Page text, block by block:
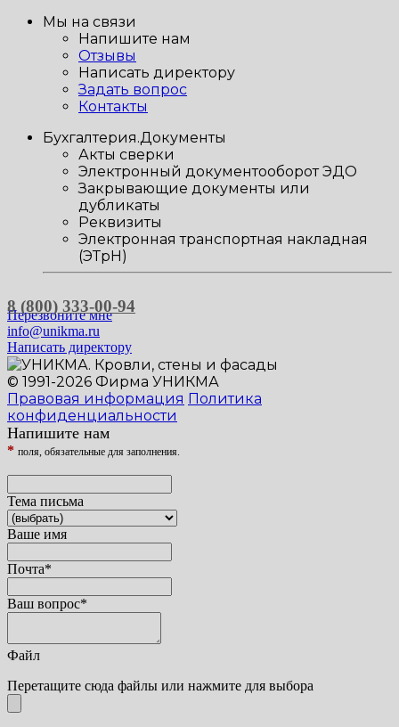
Мы на связи
Напишите нам
Отзывы
Написать директору
Задать вопрос
Контакты
Бухгалтерия.Документы
Акты сверки
Электронный документооборот ЭДО
Закрывающие документы или
дубликаты
Реквизиты
Электронная транспортная накладная
(ЭТрН)
8 (800) 333-00-94
Перезвоните мне
info@unikma.ru
Написать директору
© 1991-2026 Фирма УНИКМА
Правовая информация Политика
конфиденциальности
Напишите нам
* поля, обязательные для заполнения.
Тема письма
Ваше имя
Почта*
Ваш вопрос*
Файл
Перетащите сюда файлы или нажмите для выбора